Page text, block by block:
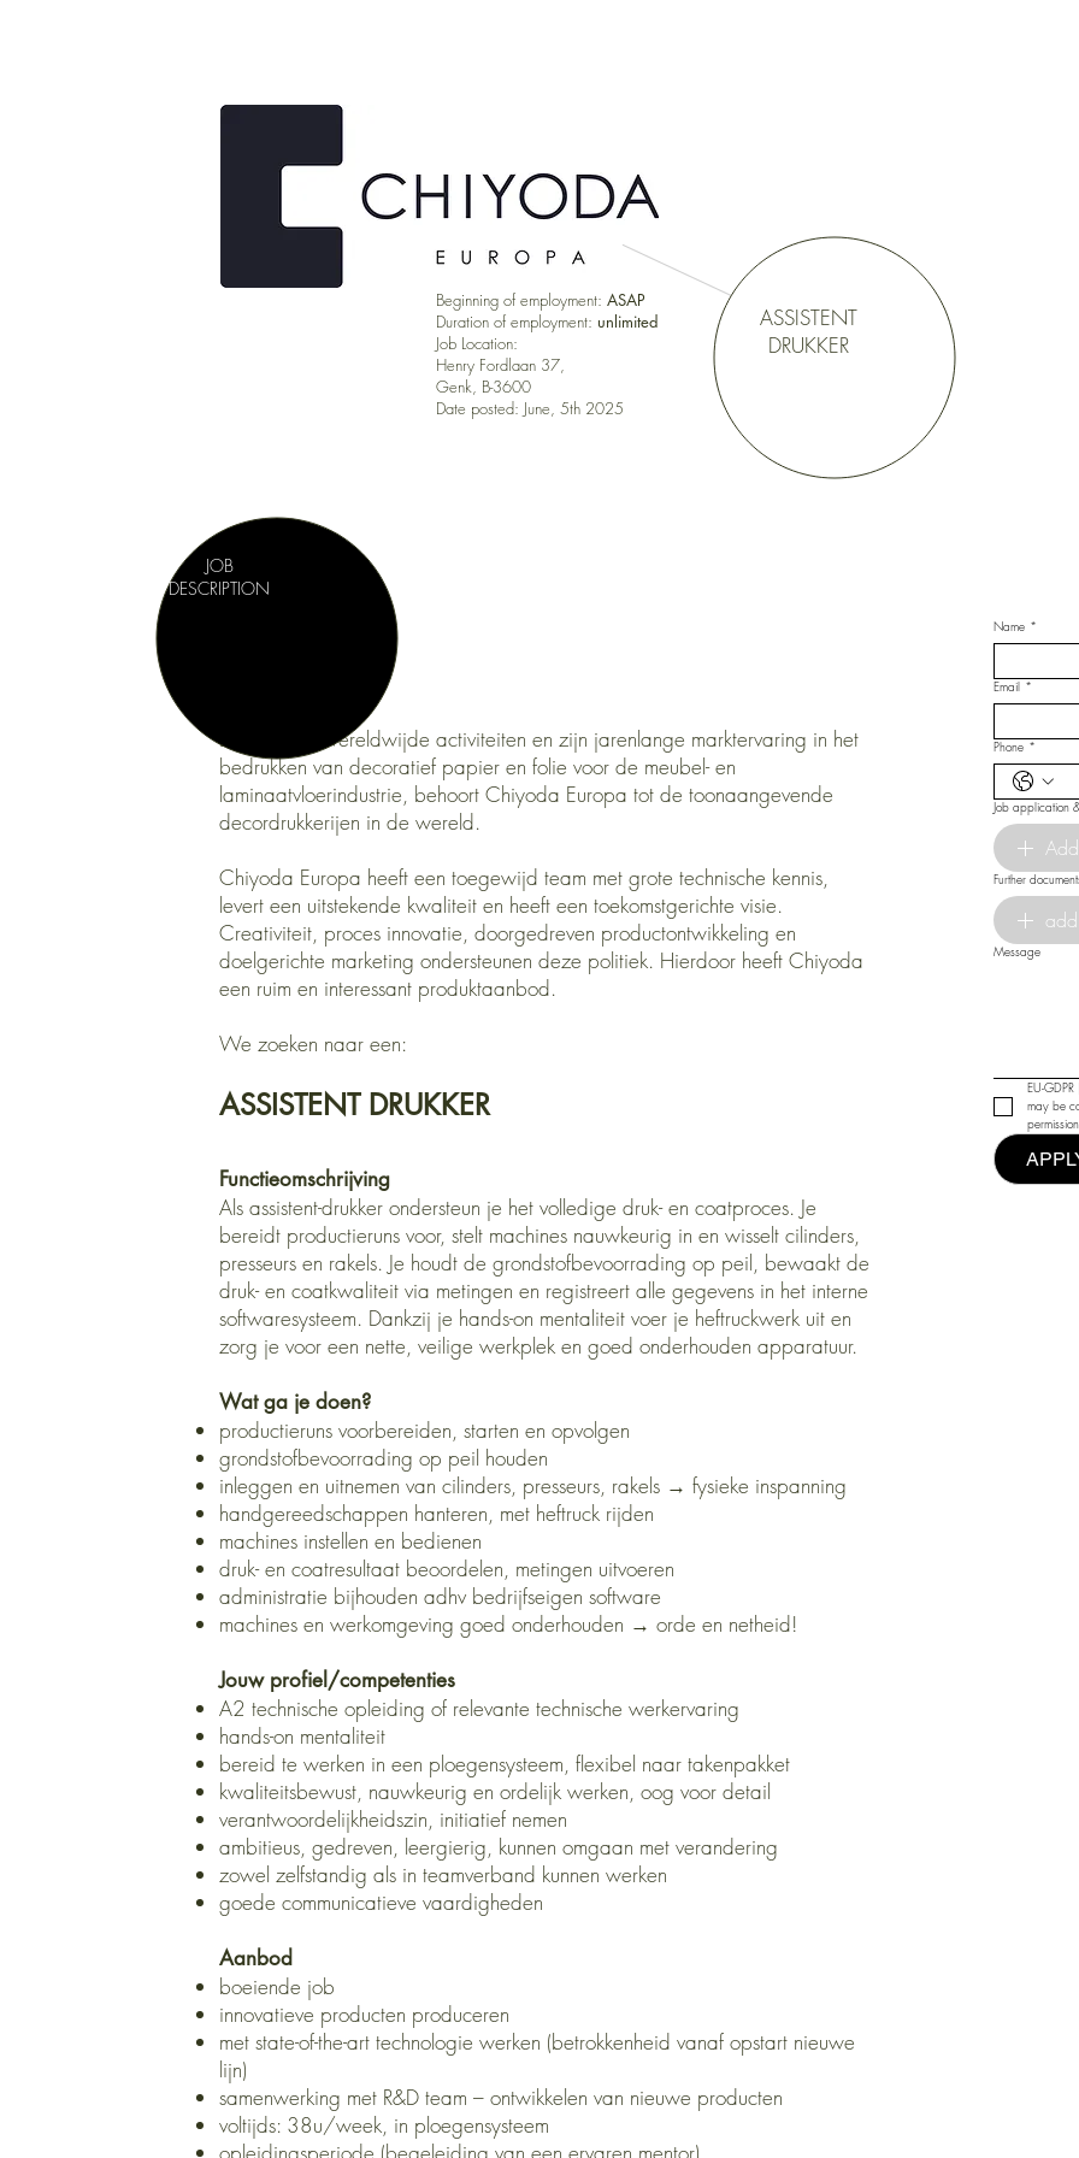
ASSISTENT
DRUKKER
Dankzij zijn wereldwijde activiteiten en zijn jarenlange marktervaring in het
bedrukken van decoratief papier en folie voor de meubel- en
laminaatvloerindustrie, behoort Chiyoda Europa tot de toonaangevende
decordrukkerijen in de wereld.
Chiyoda Europa heeft een toegewijd team met grote technische kennis,
levert een uitstekende kwaliteit en heeft een toekomstgerichte visie.
Creativiteit, proces innovatie, doorgedreven productontwikkeling en
doelgerichte marketing ondersteunen deze politiek. Hierdoor heeft Chiyoda
een ruim en interessant produktaanbod.
We zoeken naar een:
ASSISTENT DRUKKER
Functieomschrijving
Als assistent-drukker ondersteun je het volledige druk- en coatproces. Je
bereidt productieruns voor, stelt machines nauwkeurig in en wisselt cilinders,
presseurs en rakels. Je houdt de grondstofbevoorrading op peil, bewaakt de
druk- en coatkwaliteit via metingen en registreert alle gegevens in het interne
softwaresysteem. Dankzij je hands-on mentaliteit voer je heftruckwerk uit en
zorg je voor een nette, veilige werkplek en goed onderhouden apparatuur.
Wat ga je doen?
productieruns voorbereiden, starten en opvolgen
grondstofbevoorrading op peil houden
inleggen en uitnemen van cilinders, presseurs, rakels → fysieke inspanning
handgereedschappen hanteren, met heftruck rijden
machines instellen en bedienen
druk- en coatresultaat beoordelen, metingen uitvoeren
administratie bijhouden adhv bedrijfseigen software
machines en werkomgeving goed onderhouden → orde en netheid!
Jouw profiel/competenties
A2 technische opleiding of relevante technische werkervaring
hands-on mentaliteit
bereid te werken in een ploegensysteem, flexibel naar takenpakket
kwaliteitsbewust, nauwkeurig en ordelijk werken, oog voor detail
verantwoordelijkheidszin, initiatief nemen
ambitieus, gedreven, leergierig, kunnen omgaan met verandering
zowel zelfstandig als in teamverband kunnen werken
goede communicatieve vaardigheden
Aanbod
boeiende job
innovatieve producten produceren
met state-of-the-art technologie werken (betrokkenheid vanaf opstart nieuwe
lijn)
samenwerking met R&D team – ontwikkelen van nieuwe producten
voltijds: 38u/week, in ploegensysteem
Name *
Email *
Phone *
Job application
Further
Message
EU-
may be
JOB
DESCRIPTION
Beginning of employment: ASAP
Duration of employment: unlimited
Job Location:
Henry Fordlaan 37,
Genk, B-3600
Date posted: June, 5th 2025